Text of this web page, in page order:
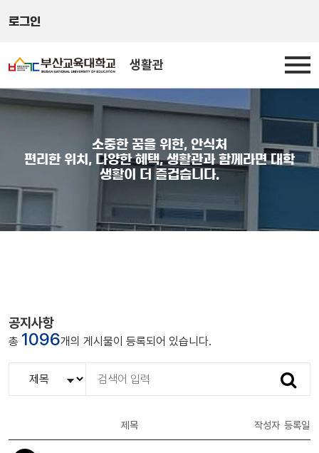
로그인
생활관
소중한 꿈을 위한, 안식처
편리한 위치, 다양한 혜택, 생활관과 함께라면 대학
생활이 더 즐겁습니다.
공지사항
총 1096개의 게시물이 등록되어 있습니다.
색
제목 작성자 등록일자